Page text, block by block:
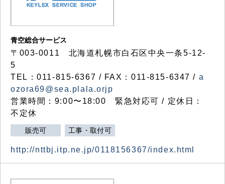
青空総合サービス
〒003-0011 北海道札幌市白石区中央一条5-12-
5
TEL：011-815-6367 / FAX：011-815-6347 / a
ozora69@sea.plala.orjp
営業時間：9:00〜18:00 緊急対応可 / 定休日：
不定休
販売可 工事・取付可
http://nttbj.itp.ne.jp/0118156367/index.html